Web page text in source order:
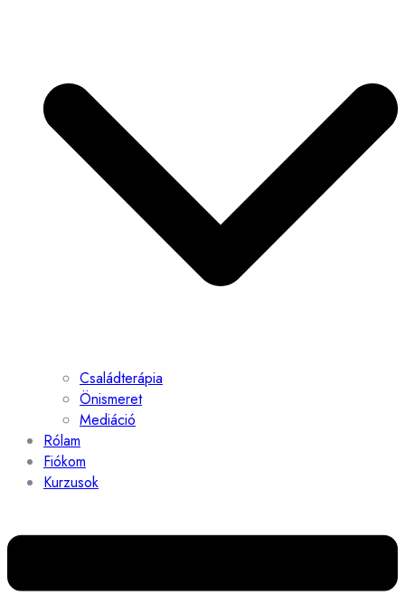
Családterápia
Önismeret
Mediáció
Rólam
Fiókom
Kurzusok